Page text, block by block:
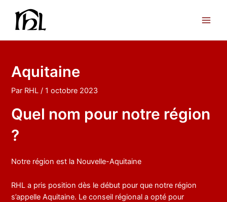
contenu
Aquitaine
Par RHL/1 octobre 2023
Quel nom pour notre région
?
Notre région est la Nouvelle-Aquitaine
RHL a pris position dès le début pour que notre région
s’appelle Aquitaine. Le conseil régional a opté pour